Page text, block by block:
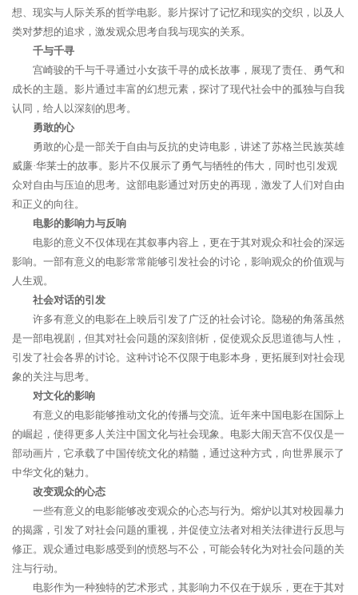
想、现实与人际关系的哲学电影。影片探讨了记忆和现实的交织，以及人
类对梦想的追求，激发观众思考自我与现实的关系。
千与千寻
宫崎骏的千与千寻通过小女孩千寻的成长故事，展现了责任、勇气和
成长的主题。影片通过丰富的幻想元素，探讨了现代社会中的孤独与自我
认同，给人以深刻的思考。
勇敢的心
勇敢的心是一部关于自由与反抗的史诗电影，讲述了苏格兰民族英雄
威廉·华莱士的故事。影片不仅展示了勇气与牺牲的伟大，同时也引发观
众对自由与压迫的思考。这部电影通过对历史的再现，激发了人们对自由
和正义的向往。
电影的影响力与反响
电影的意义不仅体现在其叙事内容上，更在于其对观众和社会的深远
影响。一部有意义的电影常常能够引发社会的讨论，影响观众的价值观与
人生观。
社会对话的引发
许多有意义的电影在上映后引发了广泛的社会讨论。隐秘的角落虽然
是一部电视剧，但其对社会问题的深刻剖析，促使观众反思道德与人性，
引发了社会各界的讨论。这种讨论不仅限于电影本身，更拓展到对社会现
象的关注与思考。
对文化的影响
有意义的电影能够推动文化的传播与交流。近年来中国电影在国际上
的崛起，使得更多人关注中国文化与社会现象。电影大闹天宫不仅仅是一
部动画片，它承载了中国传统文化的精髓，通过这种方式，向世界展示了
中华文化的魅力。
改变观众的心态
一些有意义的电影能够改变观众的心态与行为。熔炉以其对校园暴力
的揭露，引发了对社会问题的重视，并促使立法者对相关法律进行反思与
修正。观众通过电影感受到的愤怒与不公，可能会转化为对社会问题的关
注与行动。
电影作为一种独特的艺术形式，其影响力不仅在于娱乐，更在于其对